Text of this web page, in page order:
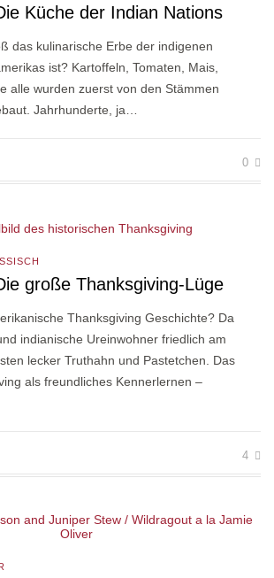
Küche der Indian Nations
das kulinarische Erbe der indigenen
ist? Kartoffeln, Tomaten, Mais,
alle wurden zuerst von den Stämmen
Jahrhunderte, ja…
0
große Thanksgiving-Lüge
Thanksgiving Geschichte? Da
indianische Ureinwohner friedlich am
lecker Truthahn und Pastetchen. Das
als freundliches Kennerlernen –
4